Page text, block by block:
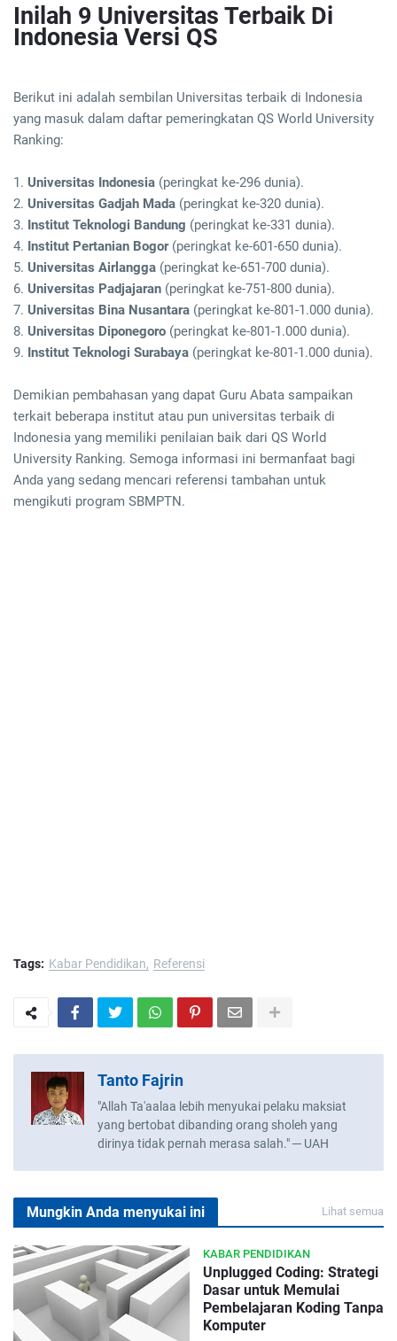
Inilah 9 Universitas Terbaik Di
Indonesia Versi QS
Berikut ini adalah sembilan Universitas terbaik di Indonesia
yang masuk dalam daftar pemeringkatan QS World University
Ranking:
1. Universitas Indonesia (peringkat ke-296 dunia).
2. Universitas Gadjah Mada (peringkat ke-320 dunia).
3. Institut Teknologi Bandung (peringkat ke-331 dunia).
4. Institut Pertanian Bogor(peringkat ke-601-650 dunia).
5. Universitas Airlangga (peringkat ke-651-700 dunia).
6. Universitas Padjajaran (peringkat ke-751-800 dunia).
7. Universitas Bina Nusantara (peringkat ke-801-1.000 dunia).
8. Universitas Diponegoro (peringkat ke-801-1.000 dunia).
9. Institut Teknologi Surabaya (peringkat ke-801-1.000 dunia).
Demikian pembahasan yang dapat Guru Abata sampaikan
terkait beberapa institut atau pun universitas terbaik di
Indonesia yang memiliki penilaian baik dari QS World
University Ranking. Semoga informasi ini bermanfaat bagi
Anda yang sedang mencari referensi tambahan untuk
mengikuti program SBMPTN.
Tags: Kabar Pendidikan Referensi
Tanto Fajrin
"Allah Ta'aalaa lebih menyukai pelaku maksiat
yang bertobat dibanding orang sholeh yang
dirinya tidak pernah merasa salah." ─ UAH
Mungkin Anda menyukai ini Lihat semua
KABAR PENDIDIKAN
Unplugged Coding: Strategi
Dasar untuk Memulai
Pembelajaran Koding Tanpa
Komputer